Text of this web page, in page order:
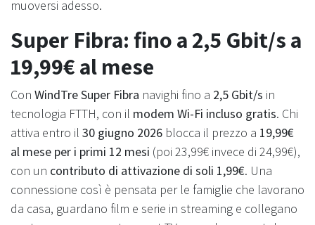
muoversi adesso.
Super Fibra: fino a 2,5 Gbit/s a
19,99€ al mese
Con WindTre Super Fibra navighi fino a 2,5 Gbit/s in
tecnologia FTTH, con il modem Wi-Fi incluso gratis. Chi
attiva entro il 30 giugno 2026 blocca il prezzo a 19,99€
al mese per i primi 12 mesi (poi 23,99€ invece di 24,99€),
con un contributo di attivazione di soli 1,99€. Una
connessione così è pensata per le famiglie che lavorano
da casa, guardano film e serie in streaming e collegano